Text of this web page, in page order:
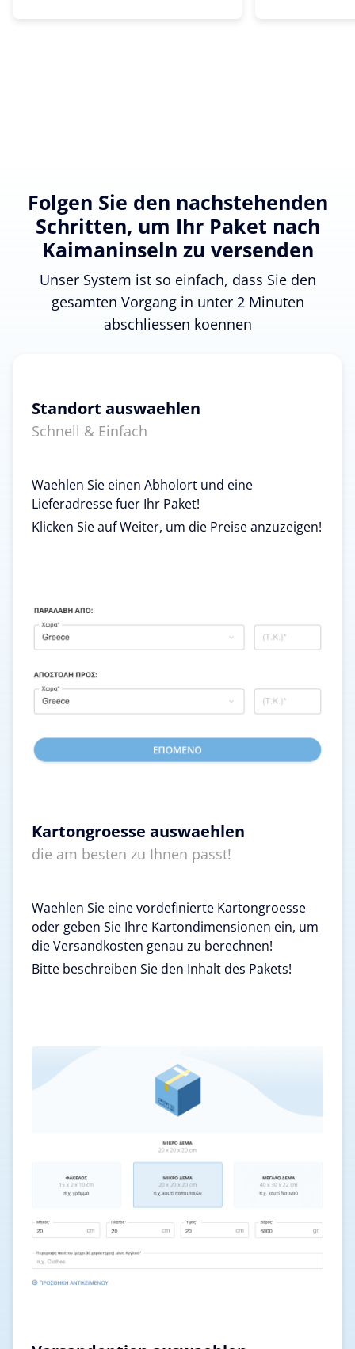
Folgen Sie den nachstehenden
Schritten, um Ihr Paket nach
Kaimaninseln zu versenden
Unser System ist so einfach, dass Sie den
gesamten Vorgang in unter 2 Minuten
abschliessen koennen
Standort auswaehlen
Schnell & Einfach
Waehlen Sie einen Abholort und eine
Lieferadresse fuer Ihr Paket!
Klicken Sie auf Weiter, um die Preise anzuzeigen!
Kartongroesse auswaehlen
die am besten zu Ihnen passt!
Waehlen Sie eine vordefinierte Kartongroesse
oder geben Sie Ihre Kartondimensionen ein, um
die Versandkosten genau zu berechnen!
Bitte beschreiben Sie den Inhalt des Pakets!